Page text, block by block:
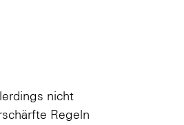
nicht
Regeln